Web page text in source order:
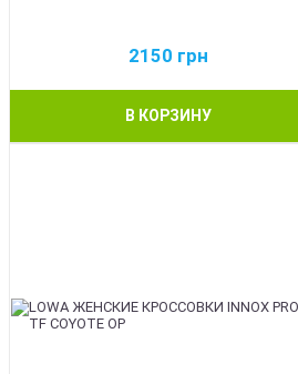
2150 грн
В КОРЗИНУ